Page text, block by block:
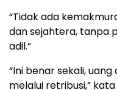
“Tidak ada
dan sejahtera, tanpa
adil.”
“Ini benar sekali,
melalui retribusi,”